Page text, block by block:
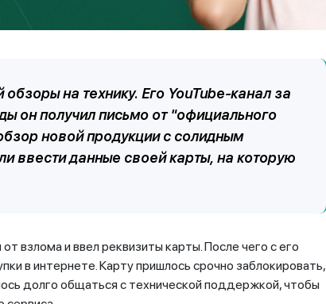
на технику. Его YouTube-канал за
он получил письмо от "официального
новой продукции с солидным
ввести данные своей карты, на которую
взлома и ввел реквизиты карты. После чего с его
в интернете. Карту пришлось срочно заблокировать,
долго общаться с технической поддержкой, чтобы